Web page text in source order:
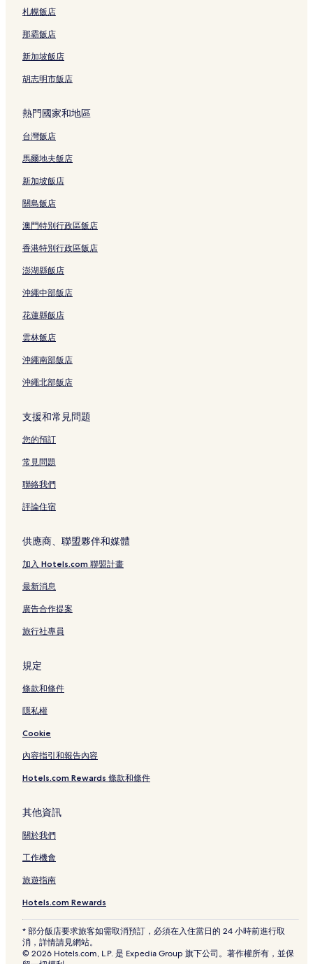
烏丸飯店
三年坂二年坂飯店
京都藝術中心附近的飯店
惠美須之町飯店
風俗博物館附近的飯店
東鹽小路向畑町飯店
京都觀光資訊中心附近的飯店
京都聖主座教堂附近的飯店
鐵皮玩具和玩偶博物館附近的飯店
佛光寺附近的飯店
日吉町飯店
富永町飯店
御金神社附近的飯店
四條通的青年旅館
京都的別墅
京都府的日式旅館
烏丸的飯店式公寓
烏丸的日式旅館
烏丸的青年旅館
京都府的溫泉飯店
錦市場附近的設有健身中心的飯店
錦市場附近的商務飯店
京都的奢華飯店
京都的寵物友善飯店
京都的設有廚房的飯店
京都的設有停車場的飯店
四條通附近的設有停車場的飯店
四條通附近的親子飯店
札幌飯店
那霸飯店
新加坡飯店
胡志明市飯店
熱門國家和地區
台灣飯店
馬爾地夫飯店
新加坡飯店
關島飯店
澳門特別行政區飯店
香港特別行政區飯店
澎湖縣飯店
沖繩中部飯店
花蓮縣飯店
雲林飯店
沖繩南部飯店
沖繩北部飯店
支援和常見問題
您的預訂
常見問題
聯絡我們
評論住宿
供應商、聯盟夥伴和媒體
加入 Hotels.com 聯盟計畫
最新消息
廣告合作提案
旅行社專員
規定
條款和條件
隱私權
Cookie
內容指引和報告內容
Hotels.com Rewards 條款和條件
其他資訊
關於我們
工作機會
旅遊指南
Hotels.com Rewards
* 部分飯店要求旅客如需取消預訂，必須在入住當日的 24 小時前進行取
消，詳情請見網站。
© 2026 Hotels.com, L.P. 是 Expedia Group 旗下公司。著作權所有，並保